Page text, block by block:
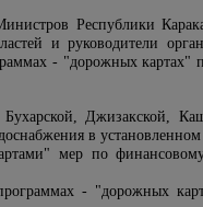
Республики
и руководители
- "дорожных
Джизакской,
в установленном
мер по
- "дорожных